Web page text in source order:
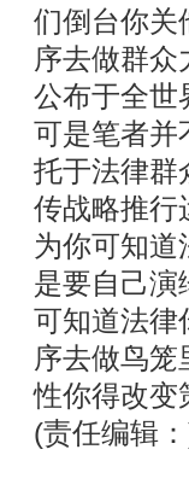
们倒台你关
序去做群众
公布于全世
可是笔者并
托于法律群
传战略推行
为你可知道
是要自己演
可知道法律
序去做鸟笼
性你得改变
(责任编辑